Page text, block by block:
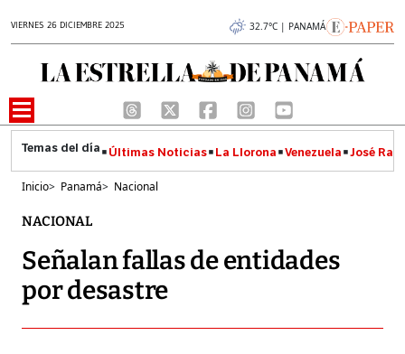
VIERNES 26 DICIEMBRE 2025 32.7°C | PANAMÁ
Últimas Noticias La Llorona Venezuela José
Inicio> Panamá> Nacional
NACIONAL
Señalan fallas de entidades
por desastre